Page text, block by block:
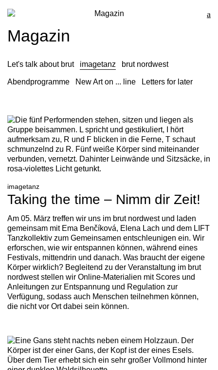
Magazin
Magazin
Let's talk about brut imagetanz brut nordwest
Abendprogramme New Art on ... line Letters for later
imagetanz
Taking the time – Nimm dir Zeit!
Am 05. März treffen wir uns im brut nordwest und laden
gemeinsam mit Ema Benčíková, Elena Lach und dem LIFT
Tanzkollektiv zum Gemeinsamen entschleunigen ein. Wir
erforschen, wie wir entspannen können, während eines
Festivals, mittendrin und danach. Was braucht der eigene
Körper wirklich? Begleitend zu der Veranstaltung im brut
nordwest stellen wir Online-Materialien mit Scores und
Anleitungen zur Entspannung und Regulation zur
Verfügung, sodass auch Menschen teilnehmen können,
die nicht vor Ort dabei sein können.